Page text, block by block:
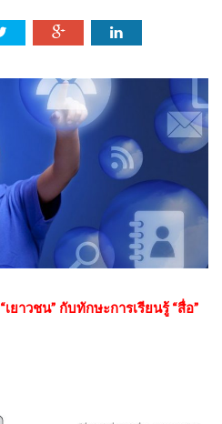
“เยาวชน” กับทักษะการเรียนรู้“สื่อ”